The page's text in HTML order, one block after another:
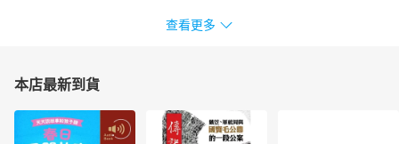
力，以及邏輯思維，從細節中揭開謊言的黑幕吧！
《5秒揭穿！全員都是大騙子2：陰森的殭屍遊樂園》
查看更多
本店最新到貨